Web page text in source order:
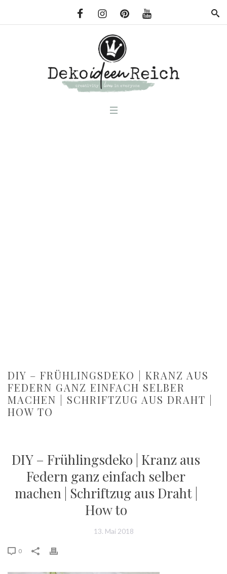
DIY – FRÜHLINGSDEKO | KRANZ AUS
FEDERN GANZ EINFACH SELBER
MACHEN | SCHRIFTZUG AUS DRAHT |
HOW TO
DIY – Frühlingsdeko | Kranz aus
Federn ganz einfach selber
machen | Schriftzug aus Draht |
How to
13. Mai 2018
0